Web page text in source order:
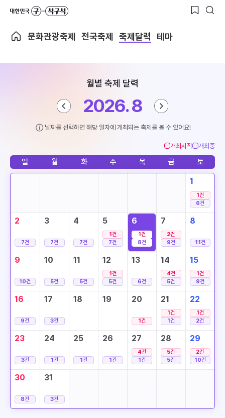
문화관광축제 전국축제 축제달력 테마
월별 축제 달력
2026. 8
날짜를 선택하면 해당 일자에 개최되는 축제를 볼 수 있어요!
개최시작 개최중
일 월 화 수 목 금 토
1
1건
6건
2
7건
3
7건
4
7건
5
1건
7건
6
1건
8건
7
2건
9건
8
11건
9
10건
10
5건
11
5건
12
1건
5건
13
6건
14
4건
5건
15
1건
9건
16
9건
17
3건
18 19 20
1건
21
1건
1건
22
1건
2건
23
3건
24
1건
25
1건
26
1건
27
4건
1건
28
5건
5건
29
2건
10건
30
8건
31
3건